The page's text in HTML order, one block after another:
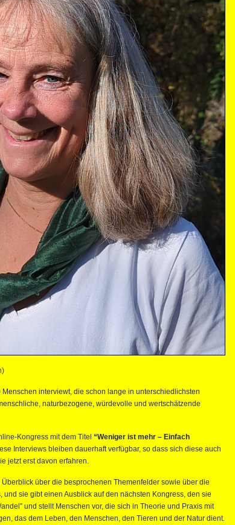
interviewt, die schon lange in unterschiedlichsten
naturbezogene, würdevolle und wertschätzende
Kongress mit dem Titel “Weniger ist mehr – Einfach
Interviews bleiben dauerhaft verfügbar, so dass sich diese auch
jetzt erst davon erfahren.
über die besprochenen Themenfelder sowie über die
und sie gibt einen Ausblick auf den nächsten Kongress, den sie
und stellt Menschen vor, die sich in Theorie und Praxis mit
das dem Leben, den Menschen, den Tieren und der Natur dient.